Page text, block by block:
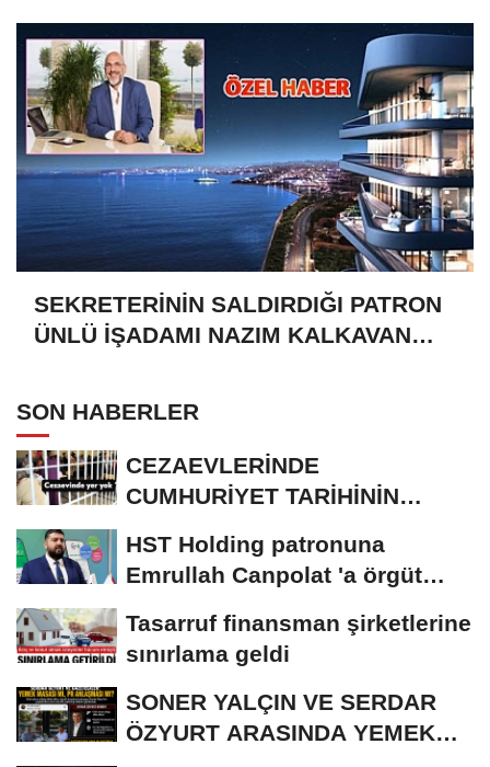
SEKRETERİNİN SALDIRDIĞI PATRON
ÜNLÜ İŞADAMI NAZIM KALKAVAN
SON HABERLER
CEZAEVLERİNDE
CUMHURİYET TARİHİNİN
KİŞİ...
HST Holding patronuna
Emrullah Canpolat 'a örgüt
Tasarruf finansman şirketlerine
sınırlama geldi
SONER YALÇIN VE SERDAR
ÖZYURT ARASINDA YEMEK